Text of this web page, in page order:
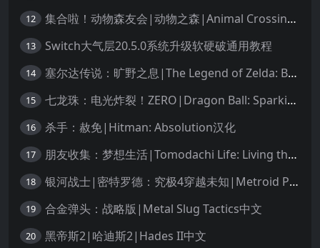
12 集合啦！动物森友会|动物之森|Animal Crossing: New Horizons中文
13 Switch大气层20.5.0系统升级软硬破通用教程
14 塞尔达传说：旷野之息|The Legend of Zelda: Breath of the Wild中文
15 七龙珠：电光炸裂！ZERO|Dragon Ball: Sparking! Zero中文
16 杀手：赦免|Hitman: Absolution汉化
17 朋友收集：梦想生活|Tomodachi Life: Living the Dream中文
18 银河战士|密特罗德：究极4穿越未知|Metroid Prime 4: Beyond中文
19 合金弹头：战略版|Metal Slug Tactics中文
20 黑帝斯2|哈迪斯2|Hades II中文